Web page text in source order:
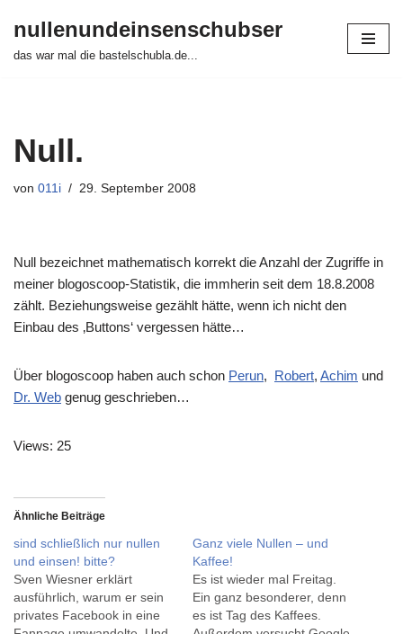
Zum
nullenundeinsenschubser
das war mal die bastelschubla.de...
Null.
von 011i 29. September 2008
Null bezeichnet mathematisch korrekt die Anzahl der Zugriffe in
meiner blogoscoop-Statistik, die immherin seit dem 18.8.2008
zählt. Beziehungsweise gezählt hätte, wenn ich nicht den
Einbau des ‚Buttons‘ vergessen hätte…
Über blogoscoop haben auch schon Perun, Robert, Achim und
Dr. Web genug geschrieben…
Views: 25
Ähnliche Beiträge
sind schließlich nur nullen
und einsen! bitte?
Sven Wiesner erklärt
ausführlich, warum er sein
privates Facebook in eine
Ganz viele Nullen – und
Kaffee!
Es ist wieder mal Freitag.
Ein ganz besonderer, denn
es ist Tag des Kaffees.